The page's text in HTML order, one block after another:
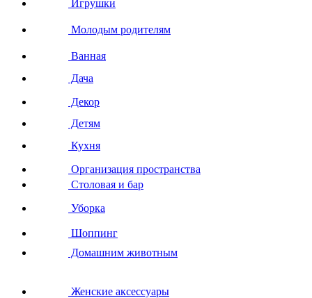
Игрушки
Молодым родителям
Ванная
Дача
Декор
Детям
Кухня
Организация пространства
Столовая и бар
Уборка
Шоппинг
Домашним животным
Женские аксессуары